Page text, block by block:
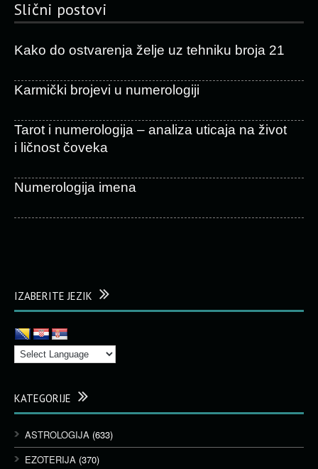
Slični postovi
Kako do ostvarenja želje uz tehniku broja 21
Karmički brojevi u numerologiji
Tarot i numerologija – analiza uticaja na život
i ličnost čoveka
Numerologija imena
IZABERITE JEZIK
KATEGORIJE
ASTROLOGIJA (633)
EZOTERIJA (370)